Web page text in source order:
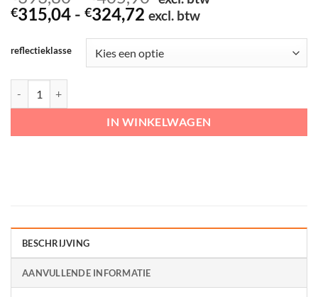
€393,80
€405,90
€315,04 - €324,72 Prijsklasse:
tot
€324,72
excl. btw
reflectieklasse
IN WINKELWAGEN
BESCHRIJVING
AANVULLENDE INFORMATIE